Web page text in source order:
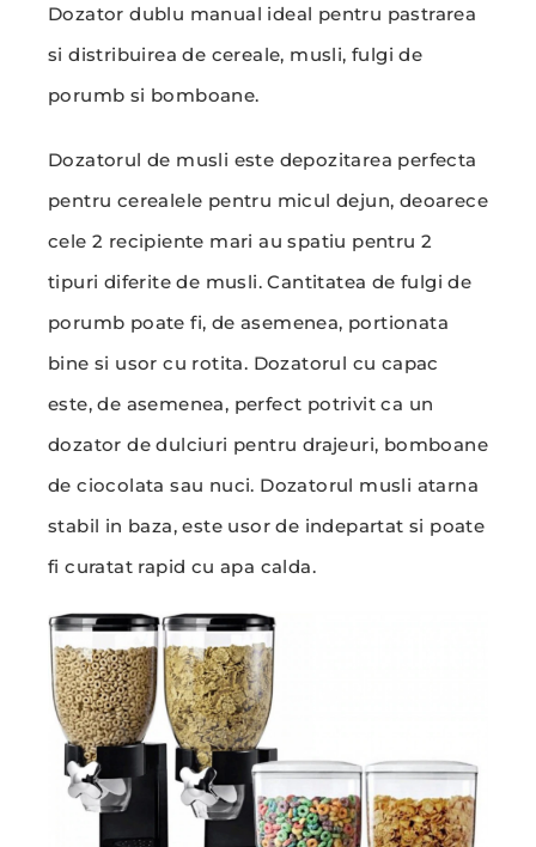
Dozator dublu manual ideal pentru pastrarea
si distribuirea de cereale, musli, fulgi de
porumb si bomboane.
Dozatorul de musli este depozitarea perfecta
pentru cerealele pentru micul dejun, deoarece
cele 2 recipiente mari au spatiu pentru 2
tipuri diferite de musli. Cantitatea de fulgi de
porumb poate fi, de asemenea, portionata
bine si usor cu rotita. Dozatorul cu capac
este, de asemenea, perfect potrivit ca un
dozator de dulciuri pentru drajeuri, bomboane
de ciocolata sau nuci. Dozatorul musli atarna
stabil in baza, este usor de indepartat si poate
fi curatat rapid cu apa calda.